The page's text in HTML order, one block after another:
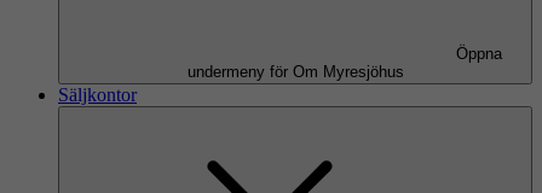
Öppna
undermeny för Om Myresjöhus
Säljkontor